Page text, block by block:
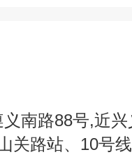
南路88号,近
关路站、10号